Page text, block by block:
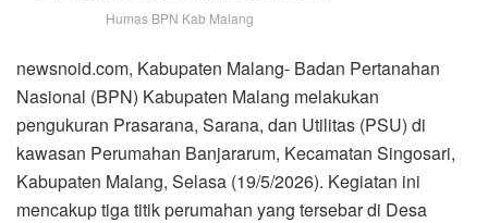
Humas BPN Kab Malang
newsnoid.com, Kabupaten Malang- Badan Pertanahan
Nasional (BPN) Kabupaten Malang melakukan
pengukuran Prasarana, Sarana, dan Utilitas (PSU) di
kawasan Perumahan Banjararum, Kecamatan Singosari,
Kabupaten Malang, Selasa (19/5/2026). Kegiatan ini
mencakup tiga titik perumahan yang tersebar di Desa